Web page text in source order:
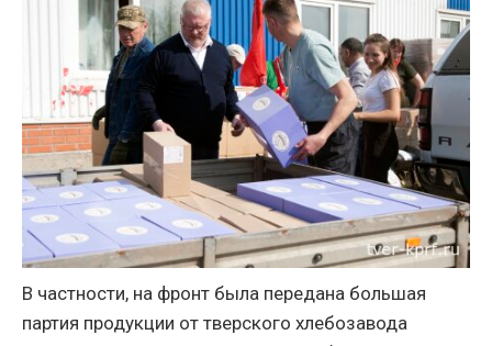
В частности, на фронт была передана большая
партия продукции от тверского хлебозавода